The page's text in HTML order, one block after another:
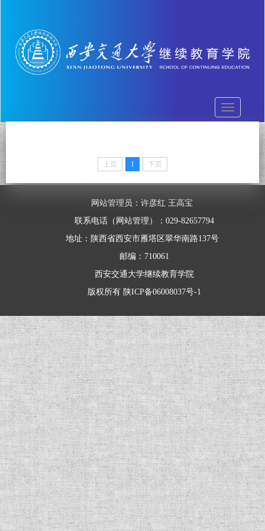
切
换
上页 1 下页
网站管理员：许彦红 王高宝
联系电话（网站管理）：029-82657794
地址：陕西省西安市雁塔区翠华南路137号
邮编：710061
西安交通大学继续教育学院
版权所有 陕ICP备06008037号-1